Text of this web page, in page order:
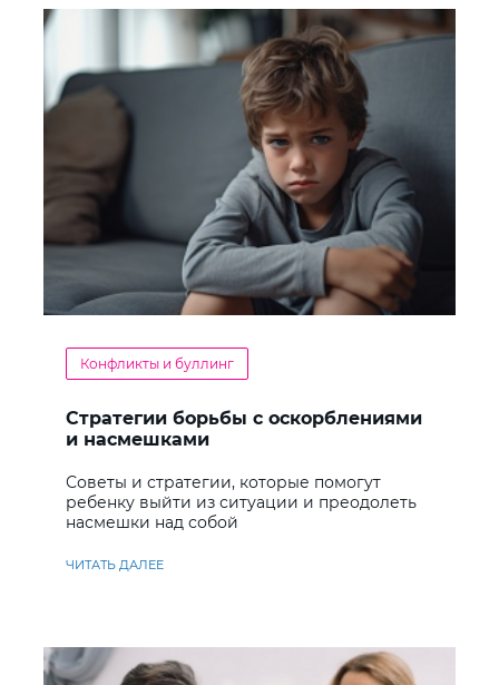
Конфликты и буллинг
Стратегии борьбы с оскорблениями
и насмешками
Советы и стратегии, которые помогут
ребенку выйти из ситуации и преодолеть
насмешки над собой
ЧИТАТЬ ДАЛЕЕ